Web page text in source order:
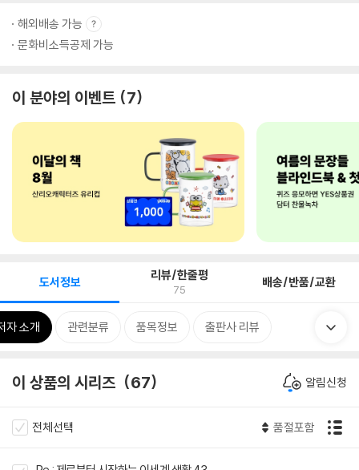
해외배송 가능
문화비소득공제 가능
이 분야의 이벤트 7
도서정보 리뷰/한줄평
75 배송/반품/교환
자 소개 관련분류 품목정보 출판사 리뷰
이 상품의 시리즈 67 알림신청
전체선택 품절포함